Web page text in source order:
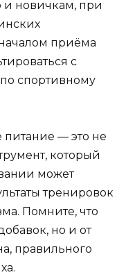
и новичкам, при
приёма
с
спортивному
питание — это не
который
может
тренировок
Помните, что
но и от
правильного